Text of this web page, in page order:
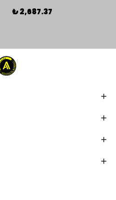
₺ 2,687.37